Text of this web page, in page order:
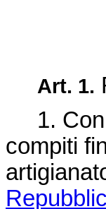
Art. 1.
1. Con
compiti